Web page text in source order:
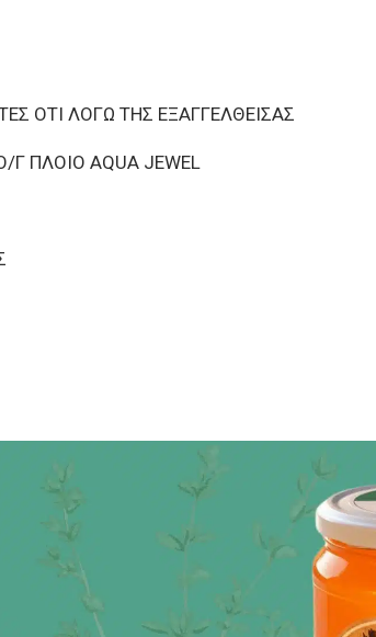
ΟΤΙ ΛΟΓΩ ΤΗΣ ΕΞΑΓΓΕΛΘΕΙΣΑΣ
ΠΛΟΙΟ AQUA JEWEL